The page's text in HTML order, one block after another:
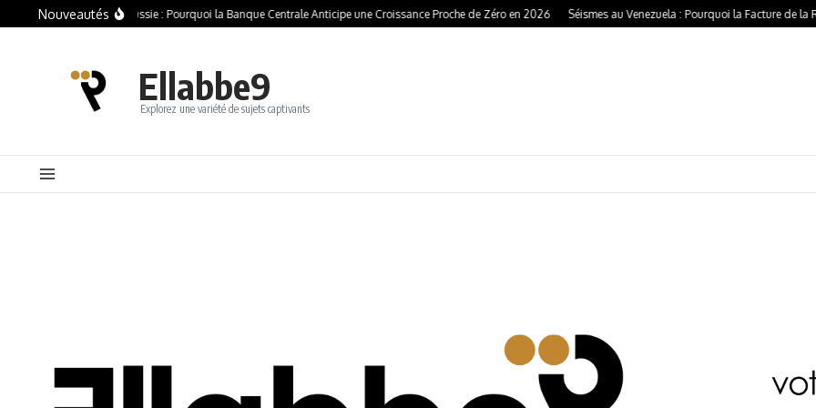
Nouveautés
Crise Économique en Russie : Pourquoi la Banque Centrale Anticipe une Croissance Proche de Zéro en 2026 Séismes au Venezuela : Pourquoi la Facture de la
Ellabbe9
Explorez une variété de sujets captivants